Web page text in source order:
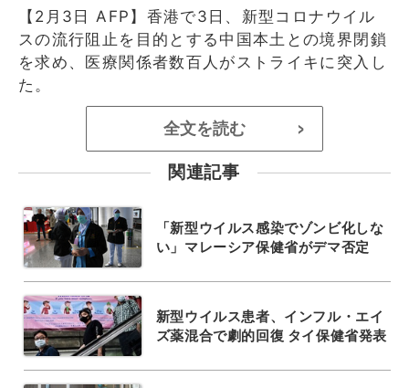
【2月3日 AFP】香港で3日、新型コロナウイル
スの流行阻止を目的とする中国本土との境界閉鎖
を求め、医療関係者数百人がストライキに突入し
た。
全文を読む >
関連記事
「新型ウイルス感染でゾンビ化しな
い」マレーシア保健省がデマ否定
新型ウイルス患者、インフル・エイ
ズ薬混合で劇的回復 タイ保健省発表